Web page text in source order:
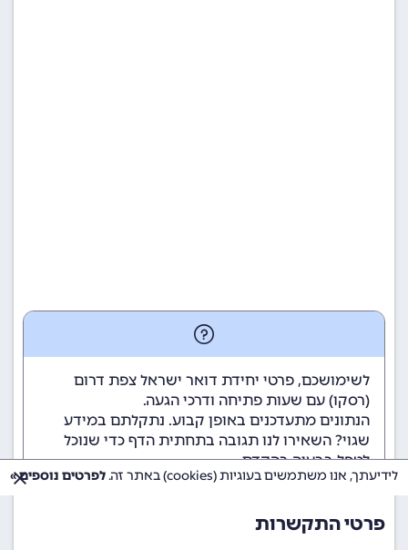
לשימושכם, פרטי יחידת דואר ישראל צפת דרום
(רסקו) עם שעות פתיחה ודרכי הגעה.
הנתונים מתעדכנים באופן קבוע. נתקלתם במידע
שגוי? השאירו לנו תגובה בתחתית הדף כדי שנוכל
לטפל בבעיה בהקדם.
פרטי התקשרות
לידיעתך, אנו משתמשים בעוגיות (cookies) באתר זה. לפרטים נוספים »